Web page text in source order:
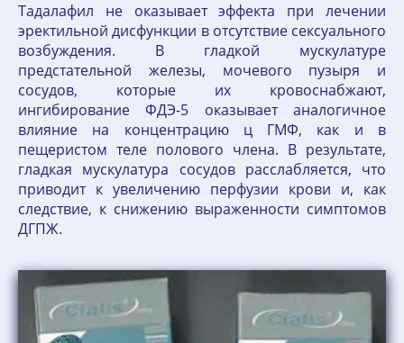
Тадалафил не оказывает эффекта при лечении
эректильной дисфункции в отсутствие сексуального
возбуждения. В гладкой мускулатуре
предстательной железы, мочевого пузыря и
сосудов, которые их кровоснабжают,
ингибирование ФДЭ-5 оказывает аналогичное
влияние на концентрацию ц ГМФ, как и в
пещеристом теле полового члена. В результате,
гладкая мускулатура сосудов расслабляется, что
приводит к увеличению перфузии крови и, как
следствие, к снижению выраженности симптомов
ДГПЖ.